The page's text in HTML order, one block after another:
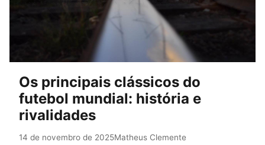
Os principais clássicos do
futebol mundial: história e
rivalidades
14 de novembro de 2025Matheus Clemente